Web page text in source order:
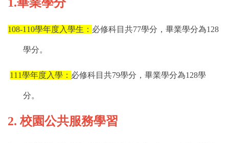
1.畢業學分
108-110學年度入學生： 必修科目共77學分，畢業學分為128
學分。
111學年度入學： 必修科目共79學分，畢業學分為128學
分。
2.校園公共服務學習